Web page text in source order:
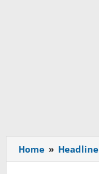
Home » Headline